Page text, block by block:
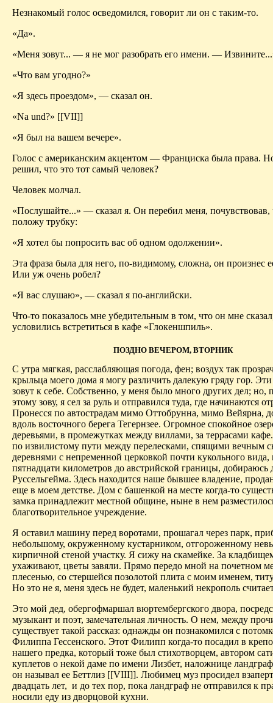
Незнакомый голос осведомился, говорит ли он с таким-то.
«Да».
«Меня зовут... — я не мог разобрать его имени. —
«Что вам угодно?»
«Я здесь проездом», — сказал он.
«Na und?» [[VII]]
«Я был на вашем вечере».
Голос с американским акцентом — Франциска была права.
решил, что это тот самый человек?
Человек молчал.
«Послушайте...» — сказал я. Он перебил меня, почувствовав,
положу трубку:
«Я хотел бы попросить вас об одном одолжении».
Эта фраза была для него, по-видимому, сложна, он произнес
Или уж очень робел?
«Я вас слушаю», — сказал я по-английски.
Что-то показалось мне убедительным в том, что он мне
условились встретиться в кафе «Глокеншпиль».
ПОЗДНО ВЕЧЕРОМ, ВТОРНИК
С утра мягкая, расслабляющая погода, фен; воздух так
крыльца моего дома я могу различить далекую гряду гор. Эти
зовут к себе. Собственно, у меня было много других дел; но,
этому зову, я сел за руль и отправился туда, где начинаются
Пронесся по автострадам мимо Оттобрунна, мимо Вейярна,
вдоль восточного берега Тегернзее. Огромное спокойное
деревьями, в промежутках между виллами, за террасами
по извилистому пути между перелесками, спящими вечным
деревнями с непременной церковкой почти кукольного вида,
пятнадцати километров до австрийской границы, добираюсь
Руссельгейма. Здесь находится наше бывшее владение,
еще в моем детстве. Дом с башенкой на месте когда-то
замка принадлежит местной общине, ныне в нем
благотворительное учреждение.
Я оставил машину перед воротами, прошагал через парк,
небольшому, окруженному кустарником, отгороженному
кирпичной стеной участку. Я сижу на скамейке. За
ухаживают, цветы завяли. Прямо передо мной на почетном
плесенью, со стершейся позолотой плита с моим именем,
Но это не я, меня здесь не будет, маленький некрополь
Это мой дед, обергофмаршал вюртембергского двора,
музыкант и поэт, замечательная личность. О нем, между
существует такой рассказ: однажды он познакомился с
Филиппа Гессенского. Этот Филипп когда-то посадил в
нашего предка, который тоже был стихотворцем, автором
куплетов о некой даме по имени Лизбет, наложнице
он называл ее Беттлиз [[VIII]]. Любимец муз просидел
двадцать лет, и до тех пор, пока ландграф не отправился к
носили еду из дворцовой кухни.